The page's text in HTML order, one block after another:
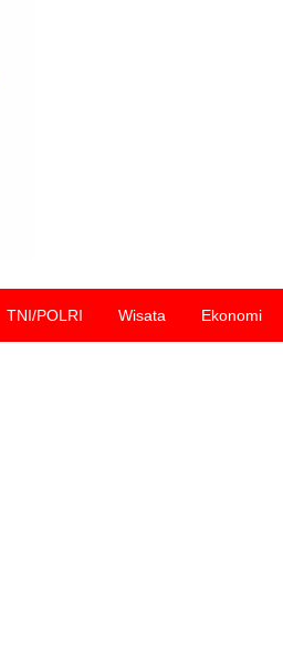
TNI/POLRI Wisata Ekonomi